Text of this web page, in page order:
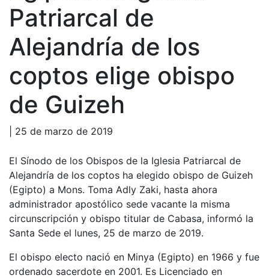
Patriarcal de
Alejandría de los
coptos elige obispo
de Guizeh
| 25 de marzo de 2019
El Sínodo de los Obispos de la Iglesia Patriarcal de
Alejandría de los coptos ha elegido obispo de Guizeh
(Egipto) a Mons. Toma Adly Zaki, hasta ahora
administrador apostólico sede vacante la misma
circunscripción y obispo titular de Cabasa, informó la
Santa Sede el lunes, 25 de marzo de 2019.
El obispo electo nació en Minya (Egipto) en 1966 y fue
ordenado sacerdote en 2001. Es Licenciado en